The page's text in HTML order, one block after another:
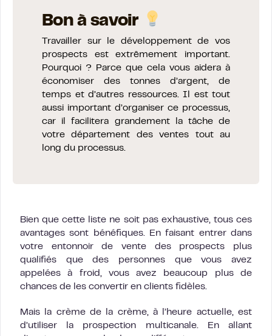
Bon à savoir
Travailler sur le développement de vos
prospects est extrêmement important.
Pourquoi ? Parce que cela vous aidera à
économiser des tonnes d’argent, de
temps et d’autres ressources. Il est tout
aussi important d’organiser ce processus,
car il facilitera grandement la tâche de
votre département des ventes tout au
long du processus.
Bien que cette liste ne soit pas exhaustive, tous ces
avantages sont bénéfiques. En faisant entrer dans
votre entonnoir de vente des prospects plus
qualifiés que des personnes que vous avez
appelées à froid, vous avez beaucoup plus de
chances de les convertir en clients fidèles.
Mais la crème de la crème, à l’heure actuelle, est
d’utiliser la prospection multicanale. En allant